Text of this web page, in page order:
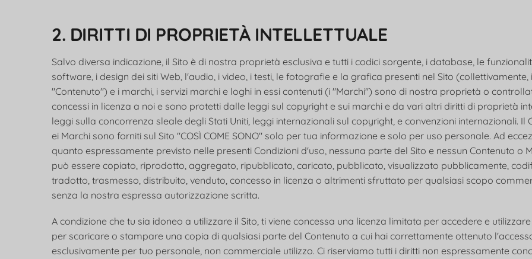
2. DIRITTI DI PROPRIETÀ INTELLETTUALE
Salvo diversa indicazione, il Sito è di nostra proprietà esclusiva e tutti i codici sorgente, i database, le
software, i design dei siti Web, l'audio, i video, i testi, le fotografie e la grafica presenti nel Sito (collettivamente,
"Contenuto") e i marchi, i servizi marchi e loghi in essi contenuti (i "Marchi") sono di nostra proprietà o
concessi in licenza a noi e sono protetti dalle leggi sul copyright e sui marchi e da vari altri diritti di proprietà
leggi sulla concorrenza sleale degli Stati Uniti, leggi internazionali sul copyright, e convenzioni internazionali. Il
ei Marchi sono forniti sul Sito "COSÌ COME SONO" solo per tua informazione e solo per uso personale. Ad
quanto espressamente previsto nelle presenti Condizioni d'uso, nessuna parte del Sito e nessun Contenuto o
può essere copiato, riprodotto, aggregato, ripubblicato, caricato, pubblicato, visualizzato pubblicamente,
tradotto, trasmesso, distribuito, venduto, concesso in licenza o altrimenti sfruttato per qualsiasi scopo
senza la nostra espressa autorizzazione scritta.
A condizione che tu sia idoneo a utilizzare il Sito, ti viene concessa una licenza limitata per accedere e utilizzare
per scaricare o stampare una copia di qualsiasi parte del Contenuto a cui hai correttamente ottenuto
esclusivamente per tuo personale, non commerciale utilizzo. Ci riserviamo tutti i diritti non espressamente